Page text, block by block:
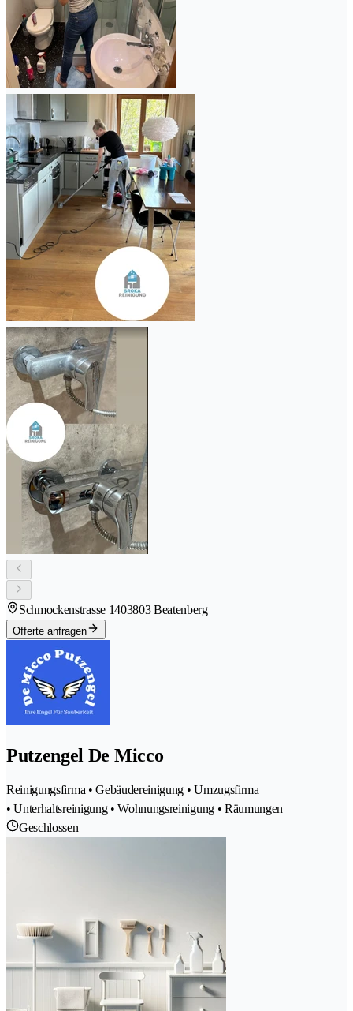
Schmockenstrasse 1403803 Beatenberg
Offerte anfragen
Putzengel De Micco
Reinigungsfirma • Gebäudereinigung • Umzugsfirma
• Unterhaltsreinigung • Wohnungsreinigung • Räumungen
Geschlossen